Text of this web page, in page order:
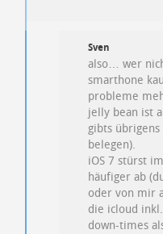
Sven
also… wer
smarthone
probleme
jelly bean ist
gibts
belegen).
iOS 7 stürst
häufiger ab
oder von mir
die icloud
down-times